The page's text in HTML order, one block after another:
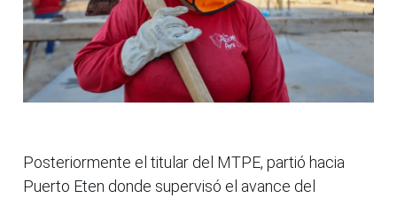
Posteriormente el titular del MTPE, partió hacia
Puerto Eten donde supervisó el avance del